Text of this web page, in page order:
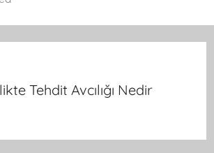
Tehdit Avcılığı Nedir